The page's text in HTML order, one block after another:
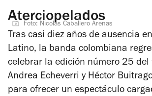
Aterciopelados
Foto: Nicolas Caballero Arenas
Tras casi diez años de ausencia
Latino, la banda colombiana
celebrar la edición número 25 del
Andrea Echeverri y Héctor
para ofrecer un espectáculo